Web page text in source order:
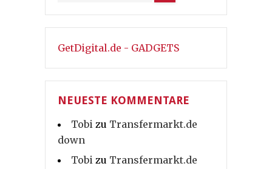
GetDigital.de - GADGETS
NEUESTE KOMMENTARE
Tobi zu Transfermarkt.de
down
Tobi zu Transfermarkt.de